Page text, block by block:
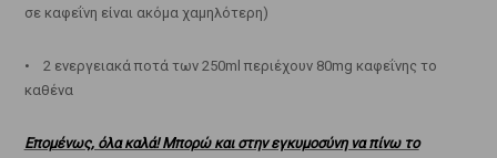
σε καφεΐνη είναι ακόμα χαμηλότερη)
• 2 ενεργειακά ποτά των 250ml περιέχουν 80mg καφεΐνης το
καθένα
Επομένως, όλα καλά! Μπορώ και στην εγκυμοσύνη να πίνω το